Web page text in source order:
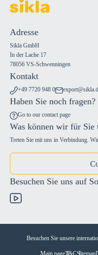
Adresse
Sikla GmbH
In der Lache 17
78056 VS-Schwenningen
Kontakt
+49 7720 948 0
Haben Sie noch fragen?
Go to our contact page
Was können wir für Sie
Treten Sie mit uns in Verbindung.
Besuchen Sie uns auf
Besuchen Sie unsere
Main pageT&CSitemap